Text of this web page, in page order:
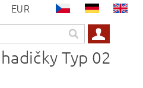
EUR
Typ 02